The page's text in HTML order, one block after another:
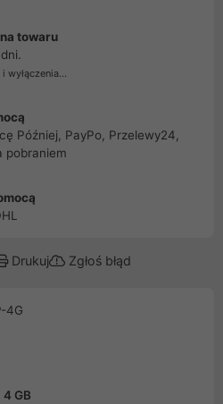
towaru
wyłączenia...
Później, PayPo, Przelewy24,
pobraniem
Drukuj Zgłoś błąd
4G
4 GB